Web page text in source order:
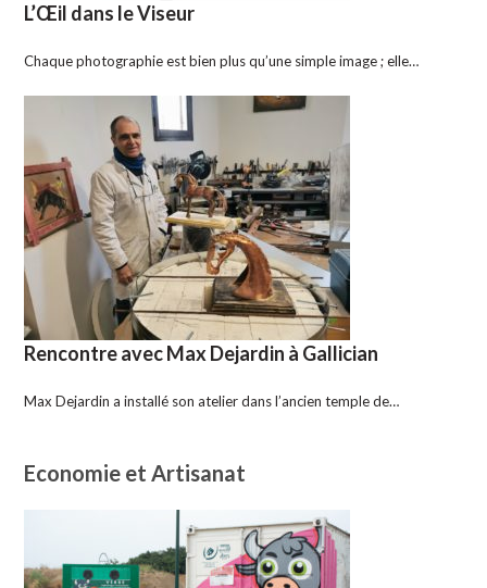
L’Œil dans le Viseur
Chaque photographie est bien plus qu’une simple image ; elle…
Rencontre avec Max Dejardin à Gallician
Max Dejardin a installé son atelier dans l’ancien temple de…
Economie et Artisanat